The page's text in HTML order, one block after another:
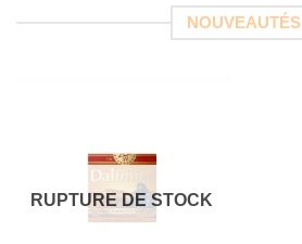
NOUVEAUTÉS
RUPTURE DE STOCK